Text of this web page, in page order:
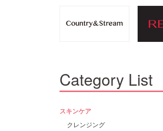
Category List
スキンケア
クレンジング